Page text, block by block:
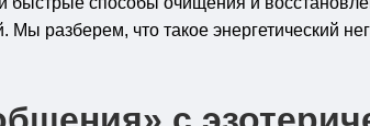
разберем, что такое энергетический